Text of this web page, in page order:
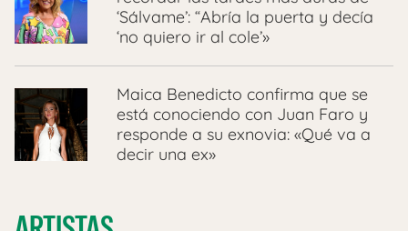
‘Sálvame’: “Abría la puerta y decía
‘no quiero ir al cole’»
Maica Benedicto confirma que se
está conociendo con Juan Faro y
responde a su exnovia: «Qué va a
decir una ex»